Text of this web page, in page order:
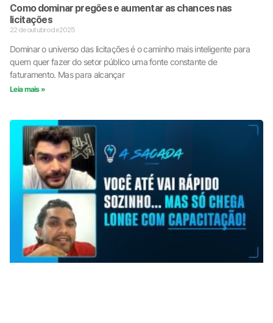
Como dominar pregões e aumentar as chances nas
licitações
22 de outubro de 2025
Dominar o universo das licitações é o caminho mais inteligente para
quem quer fazer do setor público uma fonte constante de
faturamento. Mas para alcançar
Leia mais »